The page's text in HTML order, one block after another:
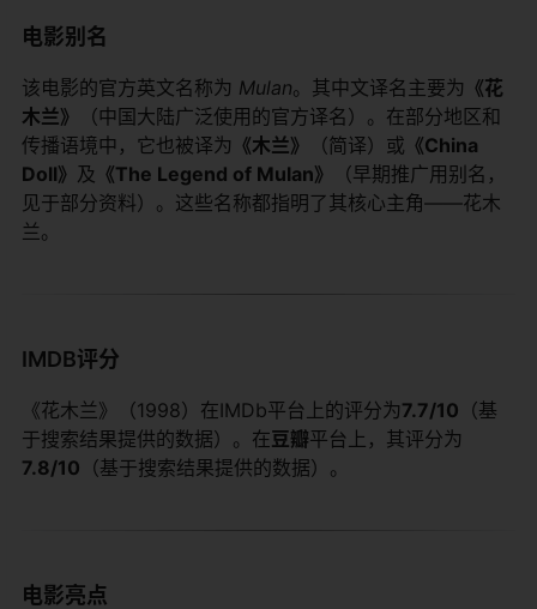
电影别名
该电影的官方英文名称为 Mulan。其中文译名主要为​ ​《花
木兰》​
​（中国大陆广泛使用的官方译名）。在部分地区和
传播语境中，它也被译为​ ​《木兰》​ ​（简译）或​ ​《China
Doll》​ ​及​ ​《The Legend of Mulan》​
​（早期推广用别名，
见于部分资料）。这些名称都指明了其核心主角——花木
兰。
IMDB评分
《花木兰》（1998）在IMDb平台上的评分为​​7.7/10​ ​（基
于搜索结果提供的数据）。在​​豆瓣​​平台上，其评分为​
7.8/10​ ​（基于搜索结果提供的数据）。
电影亮点